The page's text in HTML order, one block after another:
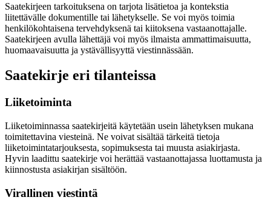
Saatekirjeen tarkoituksena on tarjota lisätietoa ja kontekstia
liitettävälle dokumentille tai lähetykselle. Se voi myös toimia
henkilökohtaisena tervehdyksenä tai kiitoksena vastaanottajalle.
Saatekirjeen avulla lähettäjä voi myös ilmaista ammattimaisuutta,
huomaavaisuutta ja ystävällisyyttä viestinnässään.
Saatekirje eri tilanteissa
Liiketoiminta
Liiketoiminnassa saatekirjeitä käytetään usein lähetyksen mukana
toimitettavina viesteinä. Ne voivat sisältää tärkeitä tietoja
liiketoimintatarjouksesta, sopimuksesta tai muusta asiakirjasta.
Hyvin laadittu saatekirje voi herättää vastaanottajassa luottamusta ja
kiinnostusta asiakirjan sisältöön.
Virallinen viestintä